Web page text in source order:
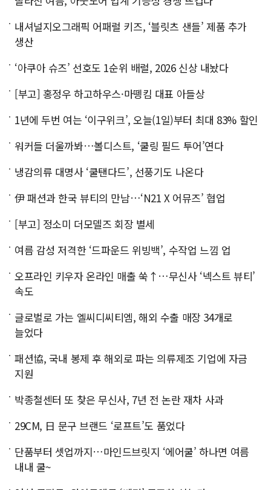
내셔널지오그래픽 어패럴 키즈, ‘블릿츠 샌들’ 제품 추가
생산
‘아쿠아 슈즈’ 선호도 1순위 배럴, 2026 신상 내놨다
[부고] 홍정우 하고하우스·마뗑킴 대표 아들상
1년에 두번 여는 ‘이구위크’, 오늘(1일)부터 최대 83% 할인
워커들 더울까봐…볼디스트, ‘쿨링 필드 투어’연다
냉감의류 대명사 ‘쿨탠다드’, 선풍기도 나온다
伊 패션과 한국 뷰티의 만남…‘N21 X 어뮤즈’ 협업
[부고] 정소미 더모델즈 회장 별세
여름 감성 저격한 ‘드파운드 위빙백’, 수작업 느낌 업
오프라인 키우자 온라인 매출 쑥↑…무신사 ‘넥스트 뷰티’
속도
글로벌로 가는 엘씨디씨티엠, 해외 수출 매장 34개로
늘었다
패션協, 국내 봉제 후 해외로 파는 의류제조 기업에 자금
지원
박종철센터 또 찾은 무신사, 7년 전 논란 재차 사과
29CM, 日 문구 브랜드 ‘로프트’도 품었다
단품부터 셋업까지…마인드브릿지 ‘에어쿨’ 하나면 여름
내내 쿨~